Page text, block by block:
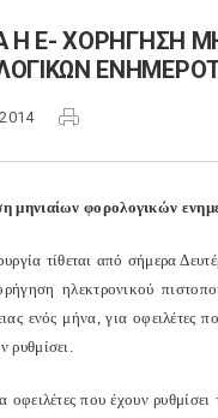
Η E- ΧΟΡΗΓΗΣΗ
μηνιαίων φορολογικών
τίθεται από σήμερα
ηλεκτρονικού
ενός μήνα, για οφειλέτες
ρυθμίσει.
οφειλέτες που έχουν